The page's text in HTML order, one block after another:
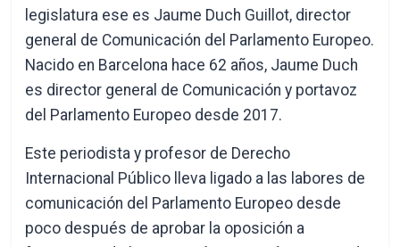
legislatura ese es Jaume Duch Guillot, director
general de Comunicación del Parlamento Europeo.
Nacido en Barcelona hace 62 años, Jaume Duch
es director general de Comunicación y portavoz
del Parlamento Europeo desde 2017.
Este periodista y profesor de Derecho
Internacional Público lleva ligado a las labores de
comunicación del Parlamento Europeo desde
poco después de aprobar la oposición a